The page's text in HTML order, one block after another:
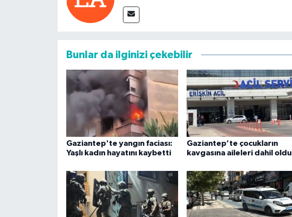
Bunlar da ilginizi çekebilir
Gaziantep'te yangın faciası:
Yaşlı kadın hayatını kaybetti
Gaziantep’te çocukların
kavgasına aileleri dahil oldu